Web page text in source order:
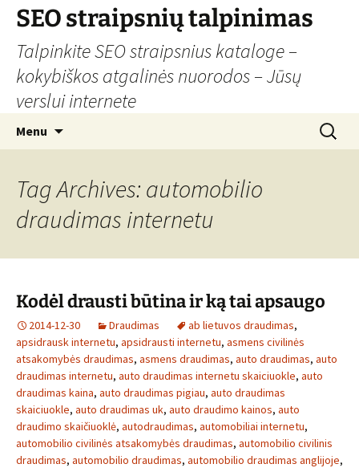
Skip
content
SEO straipsnių talpinimas
Talpinkite SEO straipsnius kataloge –
kokybiškos atgalinės nuorodos – Jūsų
verslui internete
Menu
Search
for:
Tag Archives: automobilio
draudimas internetu
Kodėl drausti būtina ir ką tai apsaugo
2014-12-30 Draudimas ab lietuvos draudimas,
apsidrausk internetu, apsidrausti internetu, asmens civilinės
atsakomybės draudimas, asmens draudimas, auto draudimas, auto
draudimas internetu, auto draudimas internetu skaiciuokle, auto
draudimas kaina, auto draudimas pigiau, auto draudimas
skaiciuokle, auto draudimas uk, auto draudimo kainos, auto
draudimo skaičiuoklė, autodraudimas, automobiliai internetu,
automobilio civilinės atsakomybės draudimas, automobilio civilinis
draudimas, automobilio draudimas, automobilio draudimas anglijoje,